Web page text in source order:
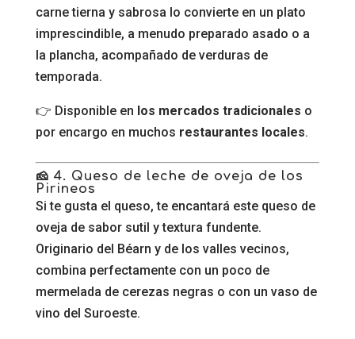
carne tierna y sabrosa lo convierte en un plato
imprescindible, a menudo preparado asado o a
la plancha, acompañado de verduras de
temporada.
👉 Disponible en los mercados tradicionales o
por encargo en muchos restaurantes locales.
🧀 4. Queso de leche de oveja de los
Pirineos
Si te gusta el queso, te encantará este queso de
oveja de sabor sutil y textura fundente.
Originario del Béarn y de los valles vecinos,
combina perfectamente con un poco de
mermelada de cerezas negras o con un vaso de
vino del Suroeste.